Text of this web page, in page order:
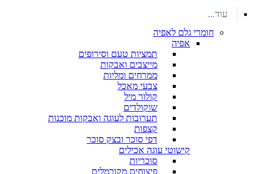
עוד...
חומרי גלם לאפיה
אפיה
תמציות טעם וסירופים
מייצבים ואבקות
ממרחים ומליות
צבעי מאכל
קולור מיל
שוקולדים
תערובות לעוגה ואבקות מוכנות
קצפות
דפי סוכר ובצק סוכר
קישוטי עוגה אכילים
סוכריות
פיצוחים מקורמלים